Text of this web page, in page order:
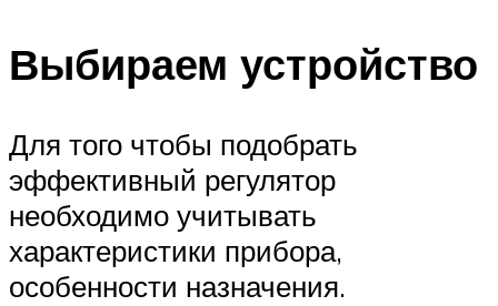
Выбираем устройство
Для того чтобы подобрать
эффективный регулятор
необходимо учитывать
характеристики прибора,
особенности назначения.